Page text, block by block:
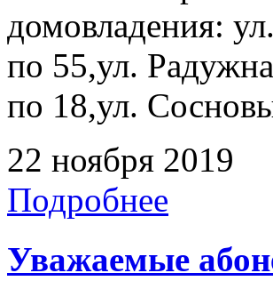
домовладения:
по 55,ул.
по 18,ул.
22 ноября 2019
Подробнее
Уважаемые